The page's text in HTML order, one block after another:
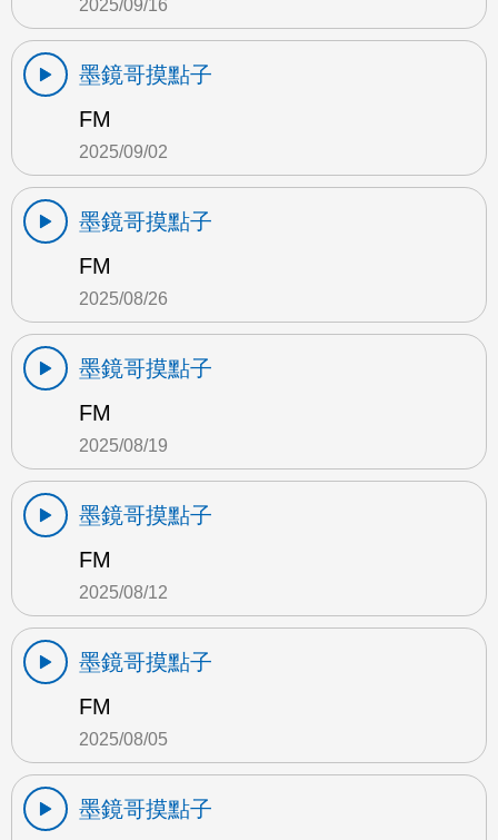
2025/09/16
墨鏡哥摸點子
FM
2025/09/02
墨鏡哥摸點子
FM
2025/08/26
墨鏡哥摸點子
FM
2025/08/19
墨鏡哥摸點子
FM
2025/08/12
墨鏡哥摸點子
FM
2025/08/05
墨鏡哥摸點子